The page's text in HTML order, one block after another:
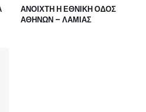
ΑΝΟΙΧΤΗ Η ΕΘΝΙΚΗ ΟΔΟΣ
ΑΘΗΝΩΝ – ΛΑΜΙΑΣ